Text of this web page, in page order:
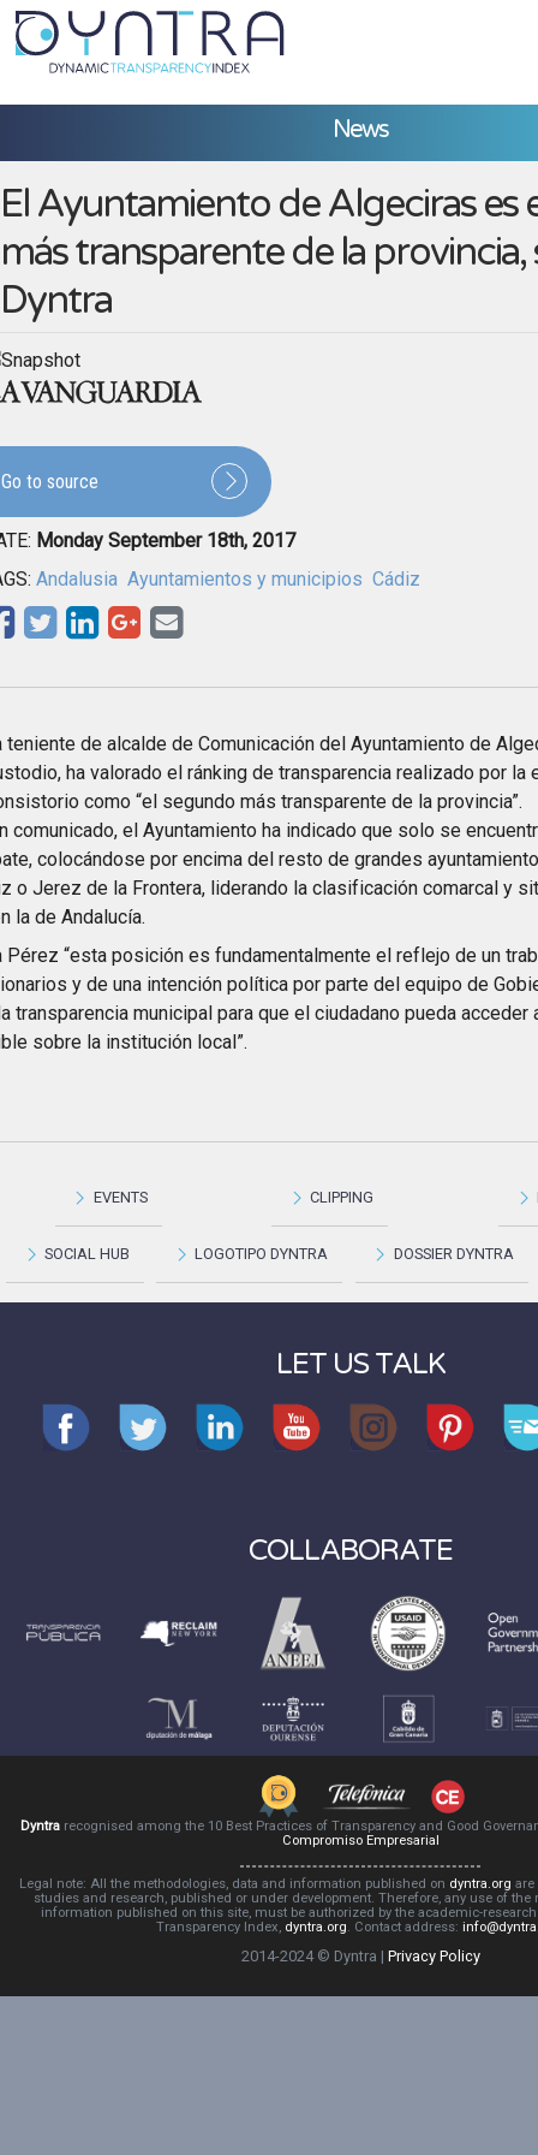
News
EVENTS CLIPPING
SOCIAL HUB LOGOTIPO DYNTRA DOSSIER DYNTRA
El Ayuntamiento de Algeciras es
más transparente de la provincia,
Dyntra
Go to source
Monday September 18th, 2017
Andalusia Ayuntamientos y municipios Cádiz
teniente de alcalde de Comunicación del Ayuntamiento de
ha valorado el ránking de transparencia realizado por la
como “el segundo más transparente de la provincia”.
comunicado, el Ayuntamiento ha indicado que solo se
colocándose por encima del resto de grandes
o Jerez de la Frontera, liderando la clasificación comarcal y
la de Andalucía.
Pérez “esta posición es fundamentalmente el reflejo de un
y de una intención política por parte del equipo de
transparencia municipal para que el ciudadano pueda acceder
sobre la institución local”.
LET US TALK
COLLABORATE
Dyntra recognised among the 10 Best Practices of Transparency and Good
Compromiso Empresarial
Legal note: All the methodologies, data and information published on dyntra.org are
studies and research, published or under development. Therefore, any use of the
information published on this site, must be authorized by the academic-
Transparency Index, dyntra.org. Contact address:
2014-2024 © Dyntra | Privacy Policy